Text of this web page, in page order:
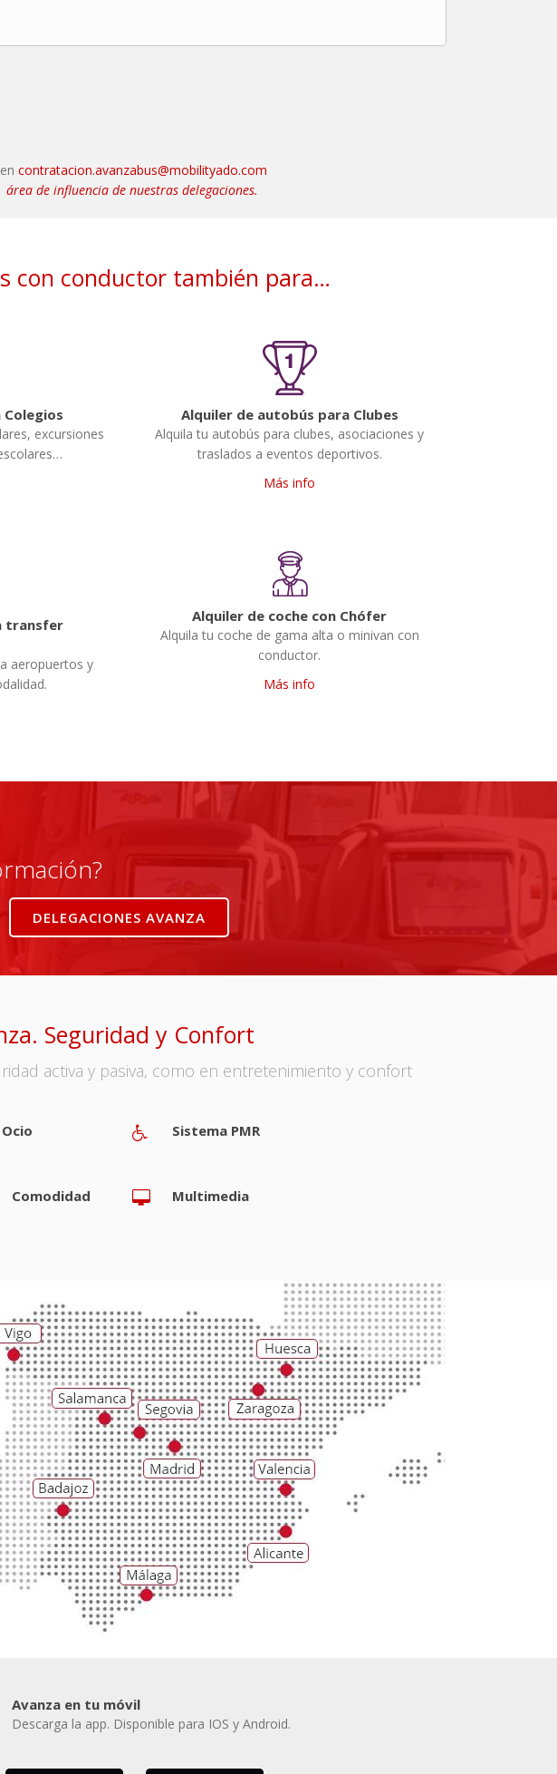
contratacion.avanzabus@mobilityado.com
área de influencia de nuestras delegaciones.
con conductor también para…
excursiones
Alquiler de autobús para Clubes
Alquila tu autobús para clubes, asociaciones y
traslados a eventos deportivos.
Más info
transfer
aeropuertos y
Alquiler de coche con Chófer
Alquila tu coche de gama alta o minivan con
conductor.
Más info
DELEGACIONES AVANZA
Seguridad y Confort
activa y pasiva, como en entretenimiento y confort
Ocio Sistema PMR
Comodidad Multimedia
Avanza en tu móvil
Descarga la app. Disponible para IOS y Android.